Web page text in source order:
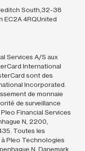
South,32-38
EC2A 4RQUnited
Services A/S aux
International
sont des
Incorporated.
de monnaie
de surveillance
Financial Services
N, 2200,
Toutes les
Pleo Technologies
N, Danemark